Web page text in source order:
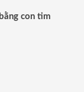
con tim